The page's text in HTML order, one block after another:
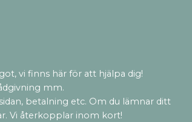
vi finns här för att hjälpa dig!
mm.
betalning etc. Om du lämnar ditt
Vi återkopplar inom kort!